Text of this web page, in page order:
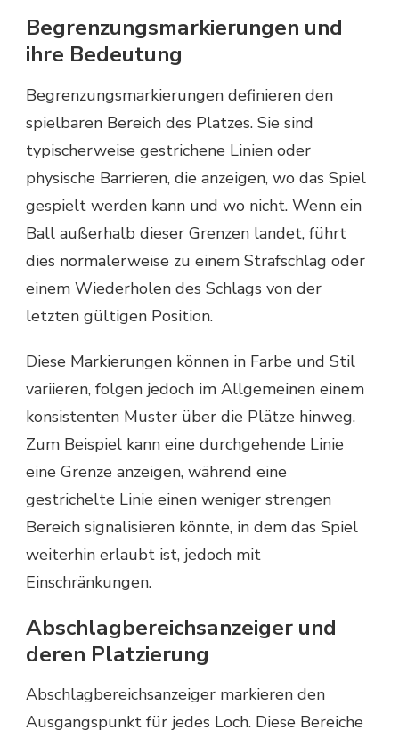
Begrenzungsmarkierungen und
ihre Bedeutung
Begrenzungsmarkierungen definieren den
spielbaren Bereich des Platzes. Sie sind
typischerweise gestrichene Linien oder
physische Barrieren, die anzeigen, wo das Spiel
gespielt werden kann und wo nicht. Wenn ein
Ball außerhalb dieser Grenzen landet, führt
dies normalerweise zu einem Strafschlag oder
einem Wiederholen des Schlags von der
letzten gültigen Position.
Diese Markierungen können in Farbe und Stil
variieren, folgen jedoch im Allgemeinen einem
konsistenten Muster über die Plätze hinweg.
Zum Beispiel kann eine durchgehende Linie
eine Grenze anzeigen, während eine
gestrichelte Linie einen weniger strengen
Bereich signalisieren könnte, in dem das Spiel
weiterhin erlaubt ist, jedoch mit
Einschränkungen.
Abschlagbereichsanzeiger und
deren Platzierung
Abschlagbereichsanzeiger markieren den
Ausgangspunkt für jedes Loch. Diese Bereiche